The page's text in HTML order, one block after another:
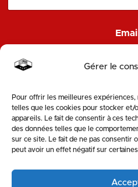
Gérer le
Pour offrir les meilleures
telles que les cookies pour stocker et/
appareils. Le fait de consentir à ces
des données telles que le
sur ce site. Le fait de ne pas consentir
peut avoir un effet négatif sur
Email
SUIVEZ-